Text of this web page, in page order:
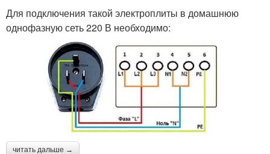
Для подключения такой электроплиты в домашнюю
однофазную сеть 220 В необходимо:
читать дальше →